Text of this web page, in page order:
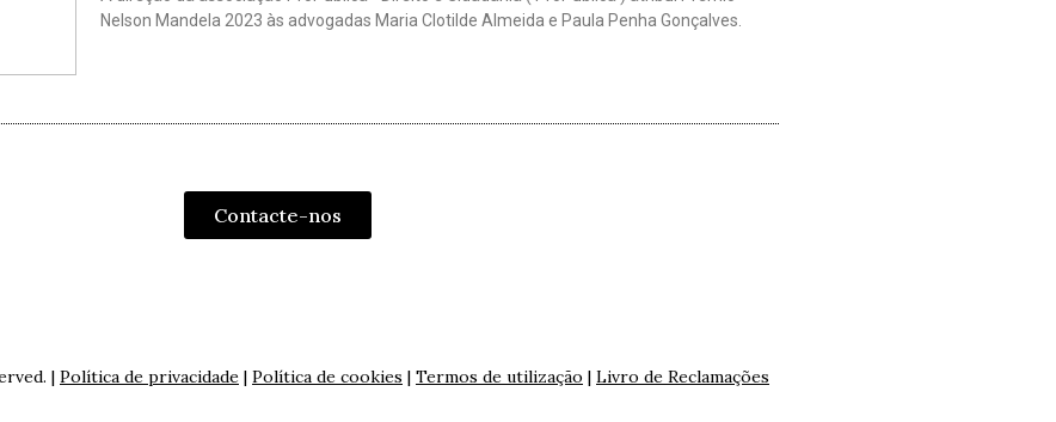
Nelson Mandela 2023 às advogadas Maria Clotilde Almeida e Paula Penha Gonçalves.
Contacte-nos
| Política de privacidade | Política de cookies | Termos de utilização | Livro de Reclamações